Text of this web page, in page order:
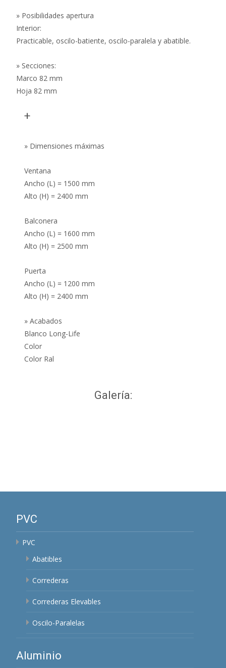
» Posibilidades apertura
Interior:
Practicable, oscilo-batiente, oscilo-paralela y abatible.
» Secciones:
Marco 82 mm
Hoja 82 mm
+
» Dimensiones máximas
Ventana
Ancho (L) = 1500 mm
Alto (H) = 2400 mm
Balconera
Ancho (L) = 1600 mm
Alto (H) = 2500 mm
Puerta
Ancho (L) = 1200 mm
Alto (H) = 2400 mm
» Acabados
Blanco Long-Life
Color
Color Ral
Galería:
PVC
PVC
Abatibles
Correderas
Correderas Elevables
Oscilo-Paralelas
Aluminio